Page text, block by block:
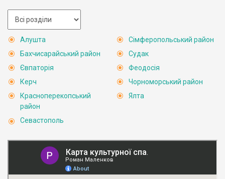
Алушта
Бахчисарайський район
Євпаторія
Керч
Красноперекопський
район
Севастополь
Сімферопольський район
Судак
Феодосія
Чорноморський район
Ялта